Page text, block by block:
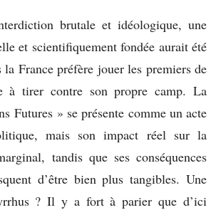
brutale et idéologique, une
et scientifiquement fondée aurait été
France préfère jouer les premiers de
à tirer contre son propre camp. La
Futures » se présente comme un acte
mais son impact réel sur la
tandis que ses conséquences
d’être bien plus tangibles. Une
? Il y a fort à parier que d’ici